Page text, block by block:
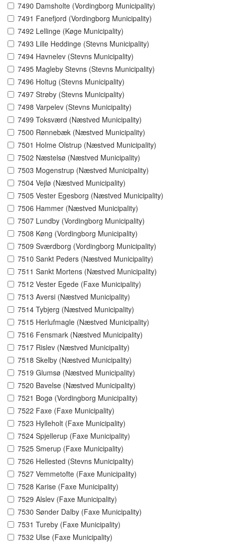
7490 Damsholte (Vordingborg Municipality)
7491 Fanefjord (Vordingborg Municipality)
7492 Lellinge (Køge Municipality)
7493 Lille Heddinge (Stevns Municipality)
7494 Havnelev (Stevns Municipality)
7495 Magleby Stevns (Stevns Municipality)
7496 Holtug (Stevns Municipality)
7497 Strøby (Stevns Municipality)
7498 Varpelev (Stevns Municipality)
7499 Toksværd (Næstved Municipality)
7500 Rønnebæk (Næstved Municipality)
7501 Holme Olstrup (Næstved Municipality)
7502 Næstelsø (Næstved Municipality)
7503 Mogenstrup (Næstved Municipality)
7504 Vejlø (Næstved Municipality)
7505 Vester Egesborg (Næstved Municipality)
7506 Hammer (Næstved Municipality)
7507 Lundby (Vordingborg Municipality)
7508 Køng (Vordingborg Municipality)
7509 Sværdborg (Vordingborg Municipality)
7510 Sankt Peders (Næstved Municipality)
7511 Sankt Mortens (Næstved Municipality)
7512 Vester Egede (Faxe Municipality)
7513 Aversi (Næstved Municipality)
7514 Tybjerg (Næstved Municipality)
7515 Herlufmagle (Næstved Municipality)
7516 Fensmark (Næstved Municipality)
7517 Rislev (Næstved Municipality)
7518 Skelby (Næstved Municipality)
7519 Glumsø (Næstved Municipality)
7520 Bavelse (Næstved Municipality)
7521 Bogø (Vordingborg Municipality)
7522 Faxe (Faxe Municipality)
7523 Hylleholt (Faxe Municipality)
7524 Spjellerup (Faxe Municipality)
7525 Smerup (Faxe Municipality)
7526 Hellested (Stevns Municipality)
7527 Vemmetofte (Faxe Municipality)
7528 Karise (Faxe Municipality)
7529 Alslev (Faxe Municipality)
7530 Sønder Dalby (Faxe Municipality)
7531 Tureby (Faxe Municipality)
7532 Ulse (Faxe Municipality)